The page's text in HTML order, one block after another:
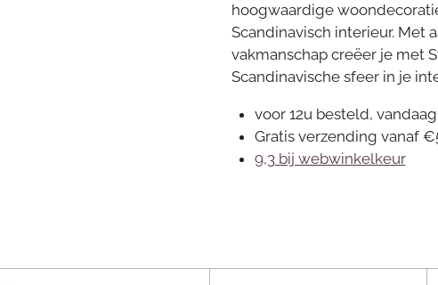
hoogwaardige
Scandinavisch interieur. Met
vakmanschap creëer je met
Scandinavische sfeer in je
voor 12u besteld,
Gratis verzending vanaf
9,3 bij webwinkelkeur